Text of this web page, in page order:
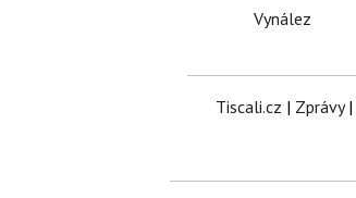
Vynález
Tiscali.cz | Zprávy|